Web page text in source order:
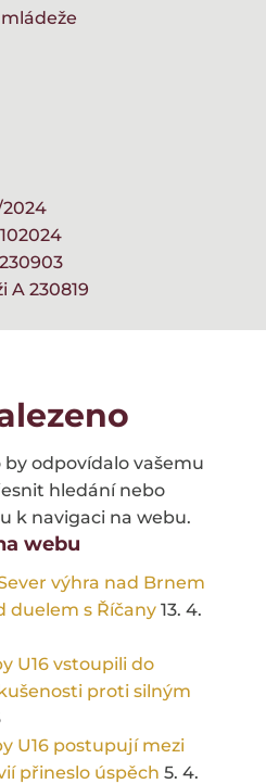
2024
A 230819
by odpovídalo vašemu
hledání nebo
k navigaci na webu.
webu
výhra nad Brnem
duelem s Říčany 13. 4.
U16 vstoupili do
proti silným
U16 postupují mezi
přineslo úspěch 5. 4.